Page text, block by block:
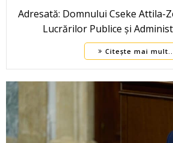
Adresată: Domnului Cseke Attila-
Lucrărilor Publice și
Citește mai mult..